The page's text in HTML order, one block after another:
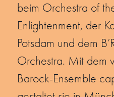
beim Orchestra of
Enlightenment, der
Potsdam und dem
Orchestra. Mit dem
Barock-Ensemble